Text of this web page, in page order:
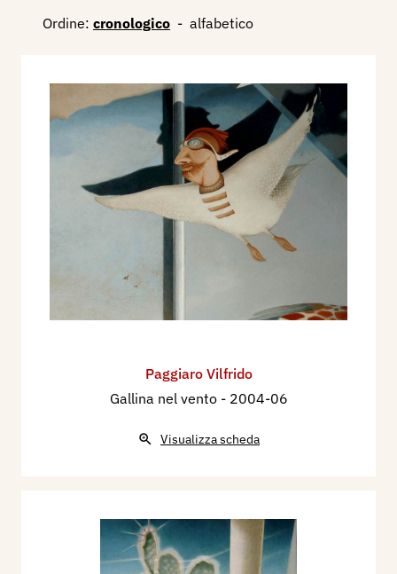
Ordine: cronologico - alfabetico
Paggiaro Vilfrido
Gallina nel vento - 2004-06
Visualizza scheda